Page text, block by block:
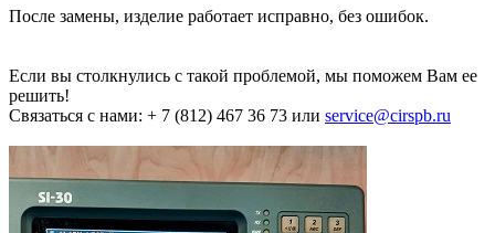
После замены, изделие работает исправно, без ошибок.
Если вы столкнулись с такой проблемой, мы поможем Вам ее
решить!
Связаться с нами: + 7 (812) 467 36 73 или service@cirspb.ru